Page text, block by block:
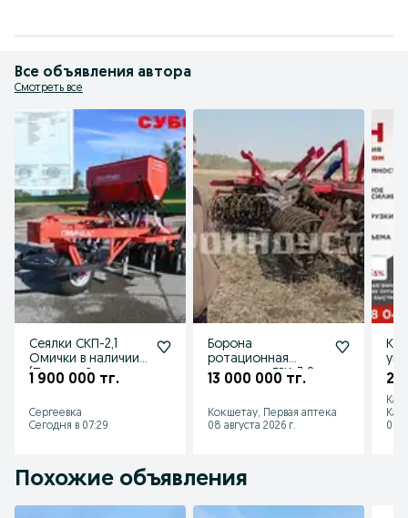
Все объявления автора
Смотреть все
Сеялки СКП-2,1
Омички в наличии,
(Посевной
1 900 000 тг.
Сергеевка
Сегодня в 07:29
Борона
ротационная
кольцевая БРК-3,8
13 000 000 тг.
Кокшетау, Первая аптека
08 августа 2026 г.
2
07
Похожие объявления